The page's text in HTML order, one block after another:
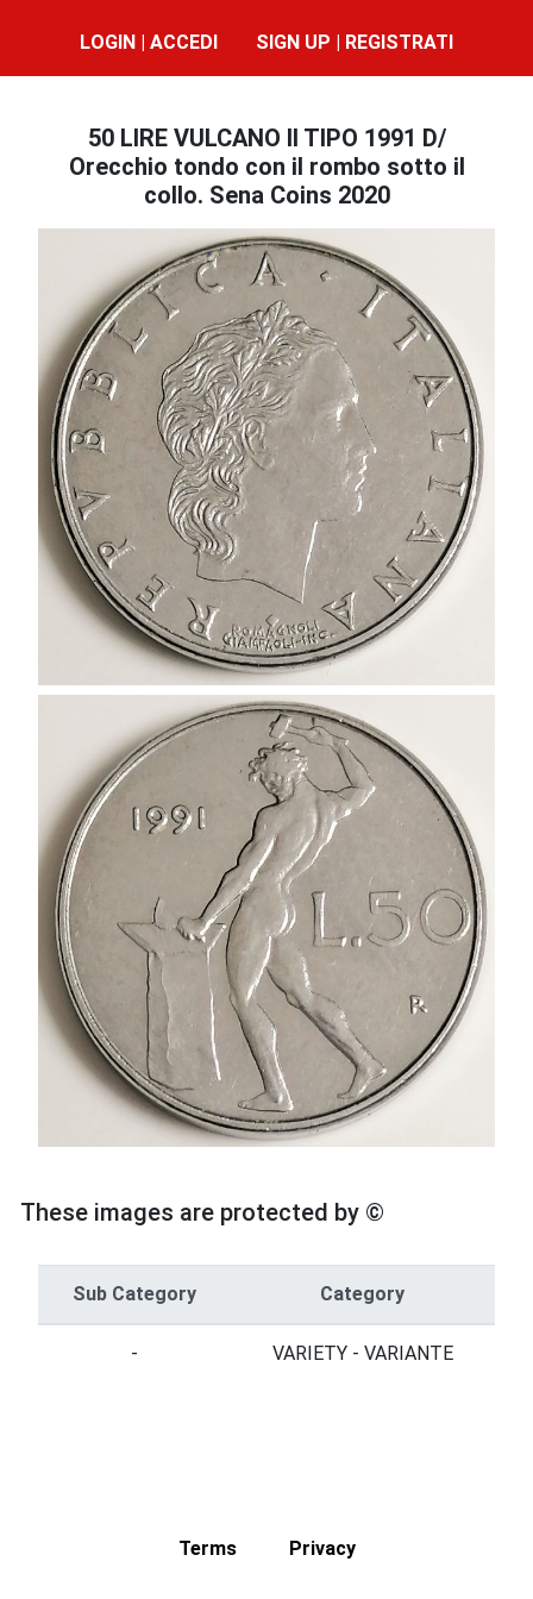
LOGIN | ACCEDI SIGN UP | REGISTRATI
50 LIRE VULCANO II TIPO 1991 D/
Orecchio tondo con il rombo sotto il
collo. Sena Coins 2020
These images are protected by ©
Sub Category Category
- VARIETY - VARIANTE
Terms Privacy